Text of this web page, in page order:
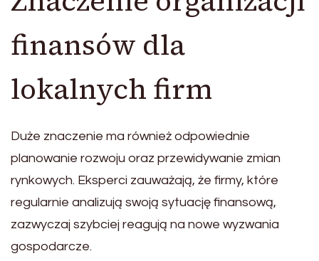
finansów dla
lokalnych firm
Duże znaczenie ma również odpowiednie
planowanie rozwoju oraz przewidywanie zmian
rynkowych. Eksperci zauważają, że firmy, które
regularnie analizują swoją sytuację finansową,
zazwyczaj szybciej reagują na nowe wyzwania
gospodarcze.